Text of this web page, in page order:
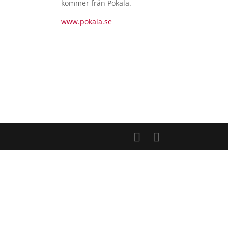
kommer från Pokala.
www.pokala.se